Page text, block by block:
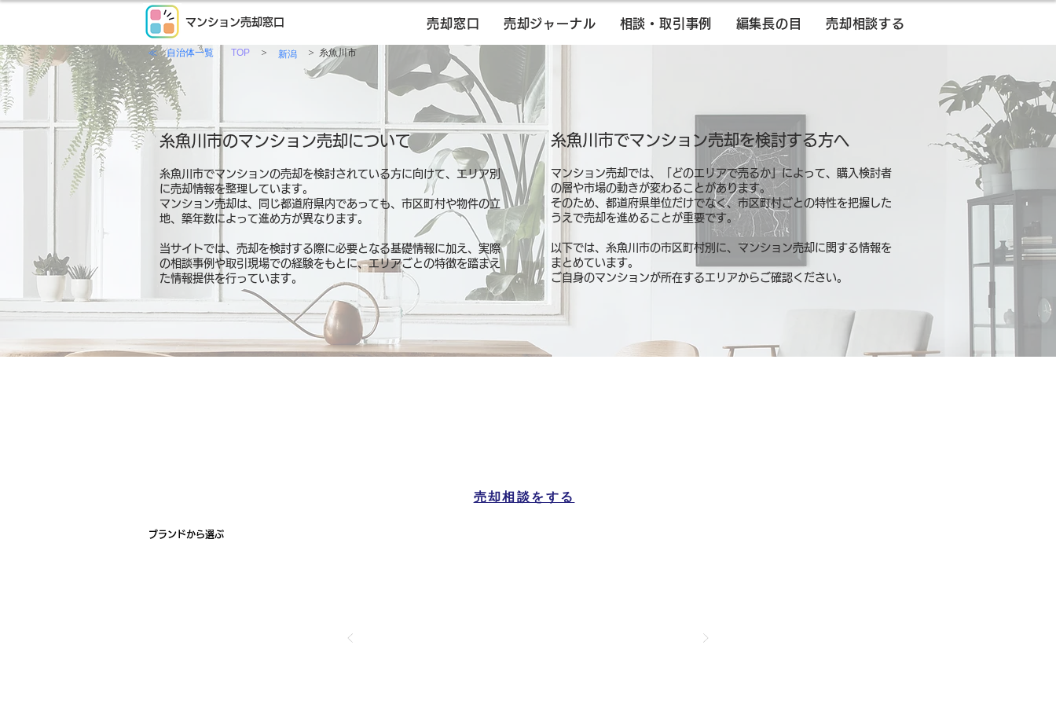
マンション売却窓口 売却窓口 売却ジャーナル 相談・取引事例 編集長の目 売却相談する
≪ 自治体一覧 TOP > 新潟 > 糸魚川市
糸魚川市のマンション売却について
糸魚川市でマンションの売却を検討されている方に向けて、エリア別
に売却情報を整理しています。
マンション売却は、同じ都道府県内であっても、市区町村や物件の立
地、築年数によって進め方が異なります。
当サイトでは、売却を検討する際に必要となる基礎情報に加え、実際
の相談事例や取引現場での経験をもとに、エリアごとの特徴を踏まえ
た情報提供を行っています。
糸魚川市でマンション売却を検討する方へ
マンション売却では、「どのエリアで売るか」によって、購入検討者
の層や市場の動きが変わることがあります。
そのため、都道府県単位だけでなく、市区町村ごとの特性を把握した
うえで売却を進めることが重要です。
以下では、糸魚川市の市区町村別に、マンション売却に関する情報を
まとめています。
ご自身のマンションが所在するエリアからご確認ください。
売却相談をする
ブランドから選ぶ